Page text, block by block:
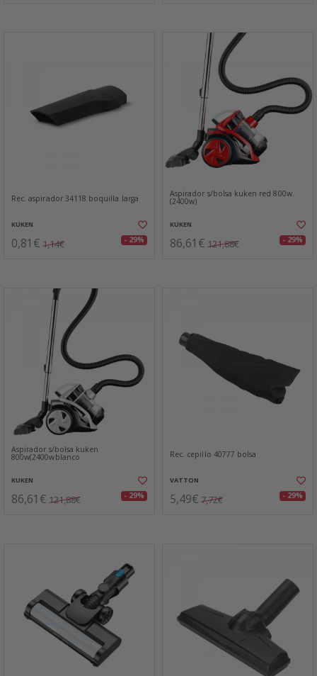
Rec. aspirador 34118 boquilla larga
KUKEN
0,81€ 1,14€ - 29%
Aspirador s/bolsa kuken red 800w.
(2400w)
KUKEN
86,61€ 121,88€ - 29%
Aspirador s/bolsa kuken
800w(2400wblanco
KUKEN
86,61€ 121,88€ - 29%
Rec. cepillo 40777 bolsa
VATTON
5,49€ 7,72€ - 29%